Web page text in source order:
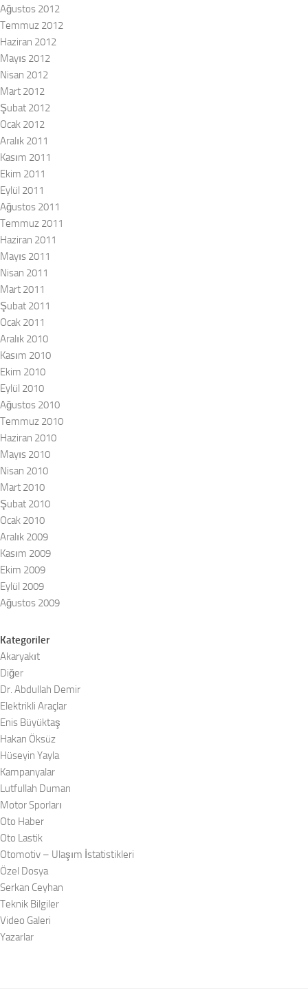
Ağustos 2012
Temmuz 2012
Haziran 2012
Mayıs 2012
Nisan 2012
Mart 2012
Şubat 2012
Ocak 2012
Aralık 2011
Kasım 2011
Ekim 2011
Eylül 2011
Ağustos 2011
Temmuz 2011
Haziran 2011
Mayıs 2011
Nisan 2011
Mart 2011
Şubat 2011
Ocak 2011
Aralık 2010
Kasım 2010
Ekim 2010
Eylül 2010
Ağustos 2010
Temmuz 2010
Haziran 2010
Mayıs 2010
Nisan 2010
Mart 2010
Şubat 2010
Ocak 2010
Aralık 2009
Kasım 2009
Ekim 2009
Eylül 2009
Ağustos 2009
Kategoriler
Akaryakıt
Diğer
Dr. Abdullah Demir
Elektrikli Araçlar
Enis Büyüktaş
Hakan Öksüz
Hüseyin Yayla
Kampanyalar
Lutfullah Duman
Motor Sporları
Oto Haber
Oto Lastik
Otomotiv – Ulaşım İstatistikleri
Özel Dosya
Serkan Ceyhan
Teknik Bilgiler
Video Galeri
Yazarlar